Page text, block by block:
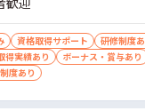
資格取得サポート
研修制度
得実績あり
ボーナス・賞与あり
度あり